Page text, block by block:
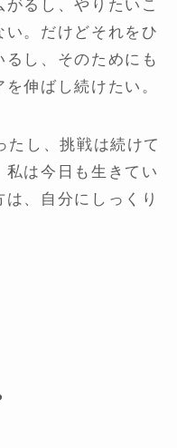
るし、やりたいこ
い。だけどそれをひ
るし、そのためにも
伸ばし続けたい。
たし、挑戦は続けて
は今日も生きてい
、自分にしっくり